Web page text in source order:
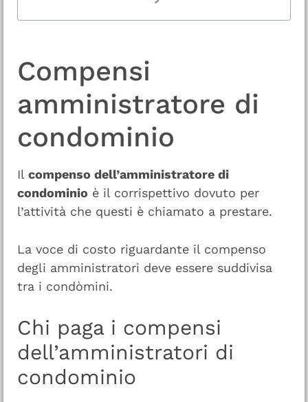
Compensi
amministratore di
condominio
Il compenso dell’amministratore di
condominio è il corrispettivo dovuto per
l’attività che questi è chiamato a prestare.
La voce di costo riguardante il compenso
degli amministratori deve essere suddivisa
tra i condòmini.
Chi paga i compensi
dell’amministratori di
condominio